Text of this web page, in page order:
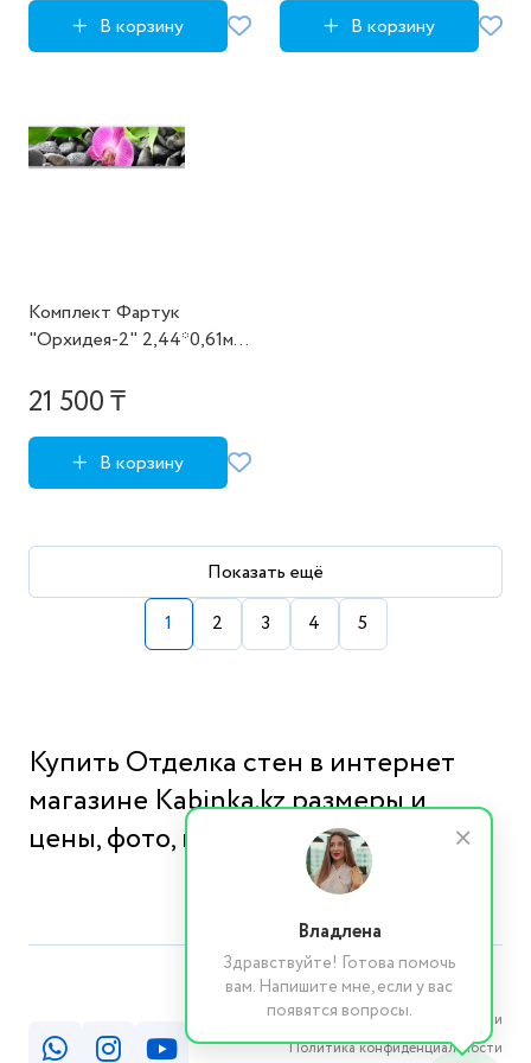
В корзину В корзину
Комплект Фартук
"Орхидея-2" 2,44*0,61м +
21 500 ₸
В корзину
Показать ещё
1
2 3 4 5
Купить Отделка стен в интернет
магазине Kabinka.kz размеры и
цены, фото, цена, продажа
Реквизиты компании
Политика конфиденциальности
Владлена
Здравствуйте! Готова помочь
вам. Напишите мне, если у вас
появятся вопросы.